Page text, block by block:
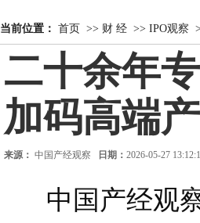
当前位置： 首页 >> 财 经 >> IPO观察
二十余年
加码高端
来源： 中国产经观察 日期： 2026-05-27
中国产经观察